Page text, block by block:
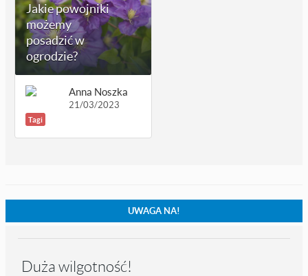
Jakie powojniki
możemy
posadzić w
ogrodzie?
Anna Noszka
21/03/2023
Tagi
UWAGA NA!
Duża wilgotność!